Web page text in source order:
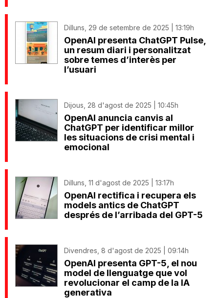
Dilluns, 29 de setembre de 2025 | 13:19h
OpenAI presenta ChatGPT Pulse,
un resum diari i personalitzat
sobre temes d’interès per
l’usuari
Dijous, 28 d'agost de 2025 | 10:45h
OpenAI anuncia canvis al
ChatGPT per identificar millor
les situacions de crisi mental i
emocional
Dilluns, 11 d'agost de 2025 | 13:17h
OpenAI rectifica i recupera els
models antics de ChatGPT
després de l’arribada del GPT-5
Divendres, 8 d'agost de 2025 | 09:14h
OpenAI presenta GPT-5, el nou
model de llenguatge que vol
revolucionar el camp de la IA
generativa